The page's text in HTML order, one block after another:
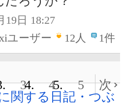
19日 18:27
ユーザー
12人 1件
3 4 5
次
関する日記・つぶ